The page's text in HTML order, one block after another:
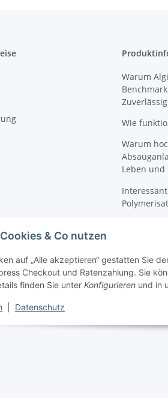
Warum
Wie
Warum
Leben
ZEG-
& Co nutzen
auf „Alle akzeptieren“ gestatten Sie
Checkout und Ratenzahlung. Sie
finden Sie unter Konfigurieren und in
Datenschutz